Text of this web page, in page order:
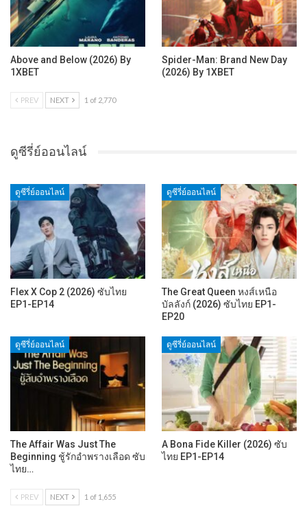
Above and Below (2026) By
1XBET
Spider-Man: Brand New Day
(2026) By 1XBET
PREV NEXT 1 of 2,770
ดูซีรี่ย์ออนไลน์
ดูซีรี่ย์ออนไลน์
Flex X Cop 2 (2026) ซับไทย
EP1-EP14
ดูซีรี่ย์ออนไลน์
The Great Queen หงส์เหนือ
บัลลังก์ (2026) ซับไทย EP1-
EP20
ดูซีรี่ย์ออนไลน์
The Affair Was Just The
Beginning ชู้รักอำพรางเลือด ซับ
ไทย…
ดูซีรี่ย์ออนไลน์
A Bona Fide Killer (2026) ซับ
ไทย EP1-EP14
PREV NEXT 1 of 1,655